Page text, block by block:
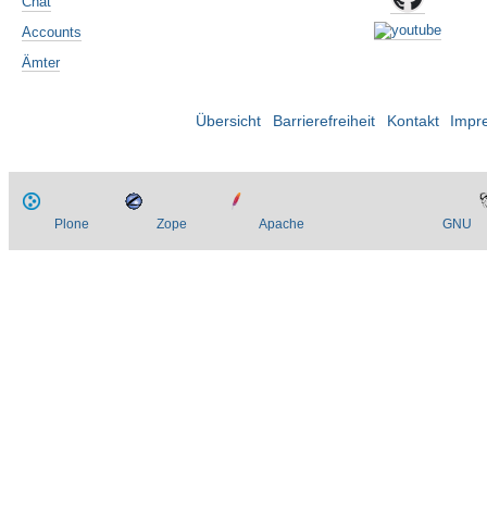
Accounts
Ämter
Übersicht Barrierefreiheit Kontakt
Plone Zope Apache GNU